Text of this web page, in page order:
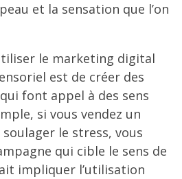
et la sensation que l’on
le marketing digital
est de créer des
font appel à des sens
si vous vendez un
le stress, vous
qui cible le sens de
impliquer l’utilisation